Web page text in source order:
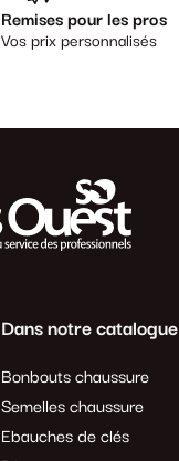
Remises pour les pros
Vos prix personnalisés
Dans notre catalogue
Bonbouts chaussure
Semelles chaussure
Ebauches de clés